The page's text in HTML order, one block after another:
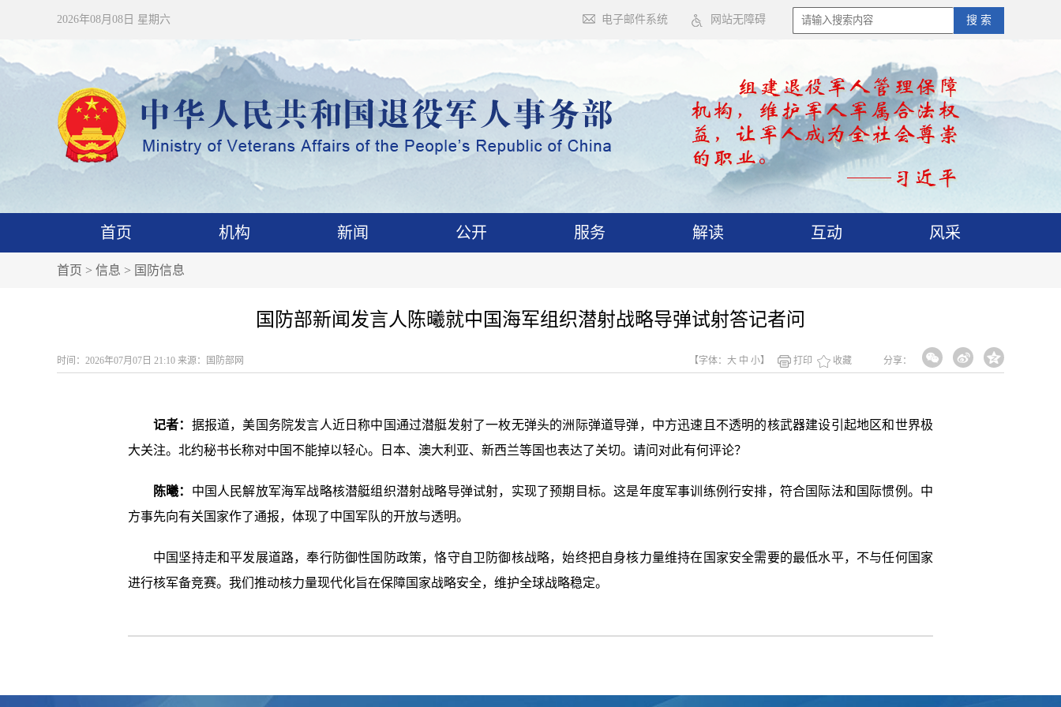
2026年08月08日 星期六 搜 索
电子邮件系统 网站无障碍
首页 机构 新闻 公开 服务 解读 互动 风采
首页 > 信息 > 国防信息
国防部新闻发言人陈曦就中国海军组织潜射战略导弹试射答记者问
时间：2026年07月07日 21:10 来源：国防部网 分享：
【字体： 大 中 小】 打印 收藏
记者： 据报道，美国务院发言人近日称中国通过潜艇发射了一枚无弹头的洲际弹道导弹，中方迅速且不透明的核武器建设引起地区和世界极
大关注。北约秘书长称对中国不能掉以轻心。日本、澳大利亚、新西兰等国也表达了关切。请问对此有何评论？
陈曦： 中国人民解放军海军战略核潜艇组织潜射战略导弹试射，实现了预期目标。这是年度军事训练例行安排，符合国际法和国际惯例。中
方事先向有关国家作了通报，体现了中国军队的开放与透明。
中国坚持走和平发展道路，奉行防御性国防政策，恪守自卫防御核战略，始终把自身核力量维持在国家安全需要的最低水平，不与任何国家
进行核军备竞赛。我们推动核力量现代化旨在保障国家战略安全，维护全球战略稳定。